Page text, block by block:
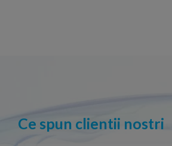
Ce spun clientii nostri